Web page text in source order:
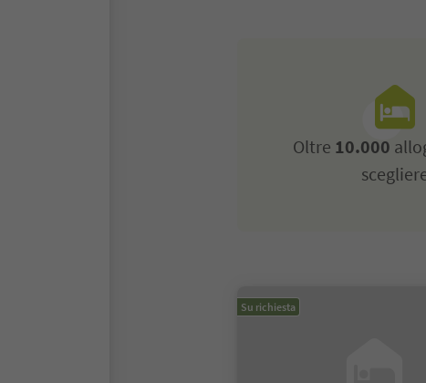
Oltre 10.000
Su richiesta